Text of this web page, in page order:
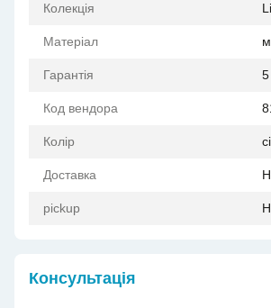
Колекція
Матеріал
Гарантія 5
Код вендора
Колір
Доставка
pickup
Консультація